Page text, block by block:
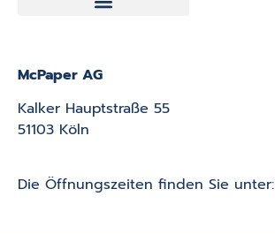
McPaper AG
Kalker Hauptstraße 55
51103 Köln
Die Öffnungszeiten finden Sie unter: